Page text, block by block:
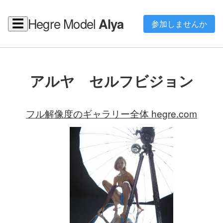
☰ Hegre Model Alya 参加しませんか
アルヤ セルフビジョン
フル解像度のギャラリー全体 hegre.com